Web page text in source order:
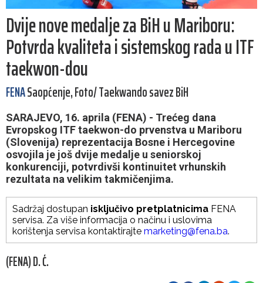
Dvije nove medalje za BiH u Mariboru:
Potvrda kvaliteta i sistemskog rada u ITF
taekwon-dou
FENASaopćenje, Foto/ Taekwando savez BiH
SARAJEVO, 16. aprila (FENA) - Trećeg dana
Evropskog ITF taekwon-do prvenstva u Mariboru
(Slovenija) reprezentacija Bosne i Hercegovine
osvojila je još dvije medalje u seniorskoj
konkurenciji, potvrdivši kontinuitet vrhunskih
rezultata na velikim takmičenjima.
Sadržaj dostupan isključivo pretplatnicima FENA
servisa. Za više informacija o načinu i uslovima
korištenja servisa kontaktirajte marketing@fena.ba.
(FENA) D. Ć.